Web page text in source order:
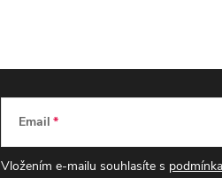
Email
Vložením e-mailu souhlasíte s